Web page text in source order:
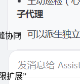
协同
扩展”